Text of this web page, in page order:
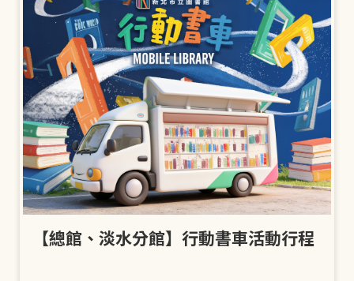
【總館、淡水分館】行動書車活動行程